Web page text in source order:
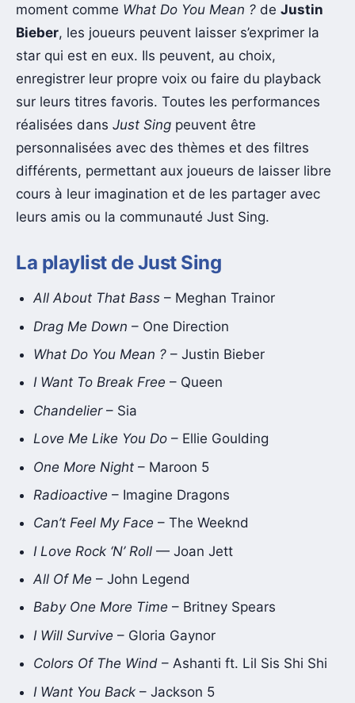
moment comme What Do You Mean ? de Justin
Bieber, les joueurs peuvent laisser s’exprimer la
star qui est en eux. Ils peuvent, au choix,
enregistrer leur propre voix ou faire du playback
sur leurs titres favoris. Toutes les performances
réalisées dans Just Sing peuvent être
personnalisées avec des thèmes et des filtres
différents, permettant aux joueurs de laisser libre
cours à leur imagination et de les partager avec
leurs amis ou la communauté Just Sing.
La playlist de Just Sing
All About That Bass – Meghan Trainor
Drag Me Down – One Direction
What Do You Mean ? – Justin Bieber
I Want To Break Free – Queen
Chandelier– Sia
Love Me Like You Do – Ellie Goulding
One More Night – Maroon 5
Radioactive – Imagine Dragons
Can’t Feel My Face – The Weeknd
I Love Rock ‘N’ Roll — Joan Jett
All Of Me – John Legend
Baby One More Time – Britney Spears
I Will Survive – Gloria Gaynor
Colors Of The Wind – Ashanti ft. Lil Sis Shi Shi
I Want You Back – Jackson 5